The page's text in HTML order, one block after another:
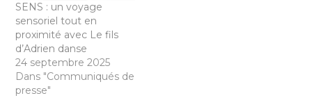
SENS : un voyage
sensoriel tout en
proximité avec Le fils
d’Adrien danse
24 septembre 2025
Dans "Communiqués de
presse"